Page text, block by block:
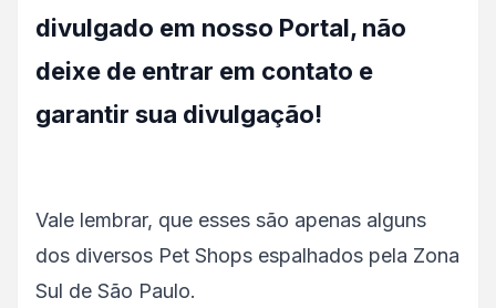
divulgado em nosso Portal, não
deixe de entrar em contato e
garantir sua divulgação!
Vale lembrar, que esses são apenas alguns
dos diversos Pet Shops espalhados pela Zona
Sul de São Paulo.